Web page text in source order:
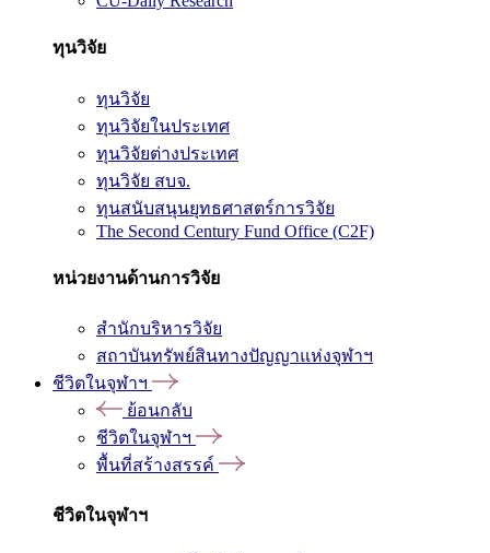
ทุนวิจัย
ทุนวิจัย
ทุนวิจัยในประเทศ
ทุนวิจัยต่างประเทศ
ทุนวิจัย สบจ.
ทุนสนับสนุนยุทธศาสตร์การวิจัย
The Second Century Fund Office (C2F)
หน่วยงานด้านการวิจัย
สำนักบริหารวิจัย
สถาบันทรัพย์สินทางปัญญาแห่งจุฬาฯ
ชีวิตในจุฬาฯ
ย้อนกลับ
ชีวิตในจุฬาฯ
พื้นที่สร้างสรรค์
ชีวิตในจุฬาฯ